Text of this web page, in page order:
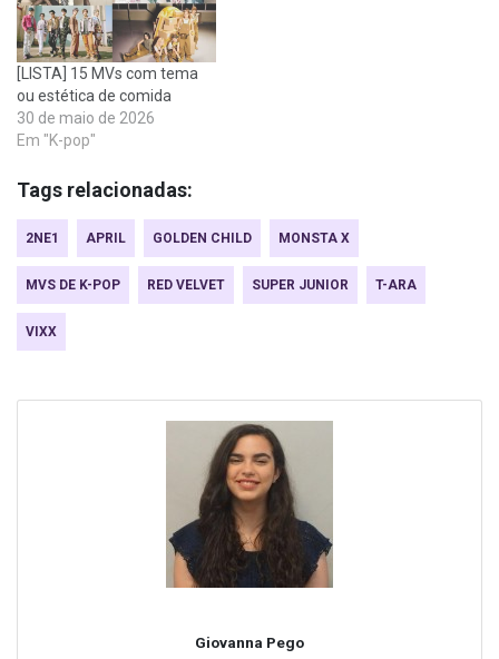
[LISTA] 15 MVs com tema
ou estética de comida
30 de maio de 2026
Em "K-pop"
Tags relacionadas:
2NE1 APRIL GOLDEN CHILD MONSTA X
MVS DE K-POP RED VELVET SUPER JUNIOR T-ARA
VIXX
Giovanna Pego